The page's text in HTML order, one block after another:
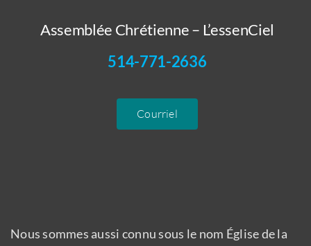
Assemblée Chrétienne – L’essenCiel
514-771-2636
Courriel
Nous sommes aussi connu sous le nom Église de la